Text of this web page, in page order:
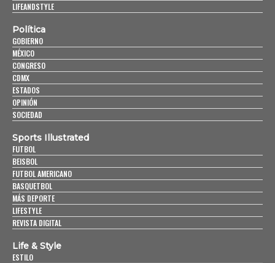
LIFEANDSTYLE
Política
GOBIERNO
MÉXICO
CONGRESO
CDMX
ESTADOS
OPINIÓN
SOCIEDAD
Sports Illustrated
FUTBOL
BEISBOL
FUTBOL AMERICANO
BASQUETBOL
MÁS DEPORTE
LIFESTYLE
REVISTA DIGITAL
Life & Style
ESTILO